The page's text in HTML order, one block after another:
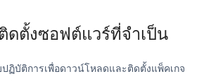
ดตั้งซอฟต์แวร์ที่จำเป็น
ฏิบัติการเพื่อดาวน์โหลดและติดตั้งแพ็คเกจ